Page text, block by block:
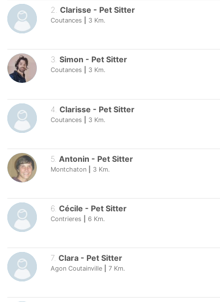
2. Clarisse - Pet Sitter
Coutances 3 Km.
3. Simon - Pet Sitter
Coutances 3 Km.
4 Clarisse - Pet Sitter
Coutances 3 Km.
5 Antonin - Pet Sitter
Montchaton 3 Km.
6. Cécile - Pet Sitter
Contrieres 6 Km.
7. Clara - Pet Sitter
Agon Coutainville 7 Km.